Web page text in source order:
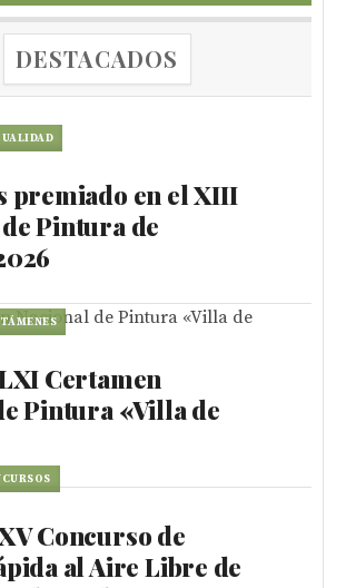
DESTACADOS
premiado en el XIII
Pintura de
Certamen
Pintura «Villa de
Concurso de
al Aire Libre de